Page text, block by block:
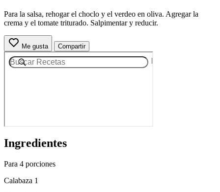
Para la salsa, rehogar el choclo y el verdeo en oliva. Agregar la
crema y el tomate triturado. Salpimentar y reducir.
Me gusta Compartir
Ingredientes
Para 4 porciones
Calabaza 1